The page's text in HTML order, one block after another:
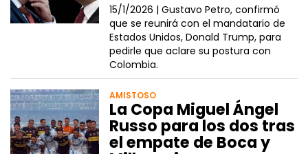
15/1/2026 |Gustavo Petro, confirmó
que se reunirá con el mandatario de
Estados Unidos, Donald Trump, para
pedirle que aclare su postura con
Colombia.
AMISTOSO
La Copa Miguel Ángel
Russo para los dos tras
el empate de Boca y